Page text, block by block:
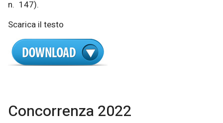
n. 147).
Scarica il testo
Concorrenza 2022